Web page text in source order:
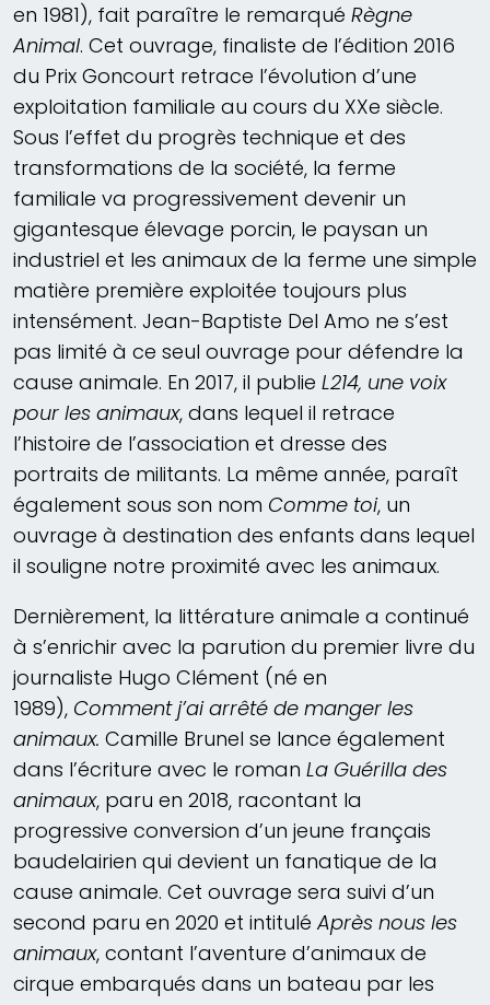
en 1981), fait paraître le remarqué Règne
Animal. Cet ouvrage, finaliste de l’édition 2016
du Prix Goncourt retrace l’évolution d’une
exploitation familiale au cours du XXe siècle.
Sous l’effet du progrès technique et des
transformations de la société, la ferme
familiale va progressivement devenir un
gigantesque élevage porcin, le paysan un
industriel et les animaux de la ferme une simple
matière première exploitée toujours plus
intensément. Jean-Baptiste Del Amo ne s’est
pas limité à ce seul ouvrage pour défendre la
cause animale. En 2017, il publie L214, une voix
pour les animaux, dans lequel il retrace
l’histoire de l’association et dresse des
portraits de militants. La même année, paraît
également sous son nom Comme toi, un
ouvrage à destination des enfants dans lequel
il souligne notre proximité avec les animaux.
Dernièrement, la littérature animale a continué
à s’enrichir avec la parution du premier livre du
journaliste Hugo Clément (né en
1989), Comment j’ai arrêté de manger les
animaux. Camille Brunel se lance également
dans l’écriture avec le roman La Guérilla des
animaux, paru en 2018, racontant la
progressive conversion d’un jeune français
baudelairien qui devient un fanatique de la
cause animale. Cet ouvrage sera suivi d’un
second paru en 2020 et intituléAprès nous les
animaux, contant l’aventure d’animaux de
cirque embarqués dans un bateau par les